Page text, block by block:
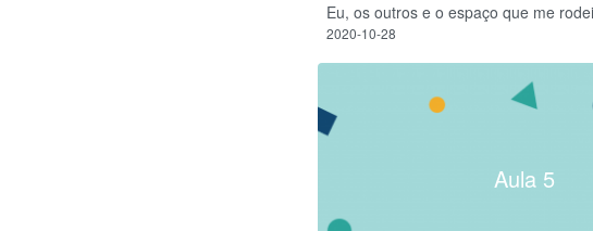
Eu, os outros e o espaço que me
2020-10-28
Aula 5